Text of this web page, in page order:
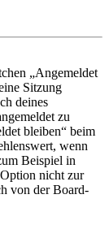
„Angemeldet
Sitzung
deines
zu
bleiben“ beim
wenn
Beispiel in
nicht zur
von der Board-